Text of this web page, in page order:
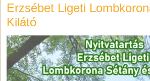
Erzsébet Ligeti
Kilátó